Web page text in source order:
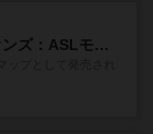
ドゥームド・バタリオンズ：ASLモジュール11